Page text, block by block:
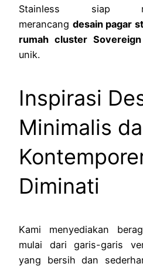
Stainless siap
merancang desain pagar
rumah cluster Sovereign
unik.
Inspirasi
Minimalis
Diminati
Kami menyediakan
mulai dari garis-garis
yang bersih dan